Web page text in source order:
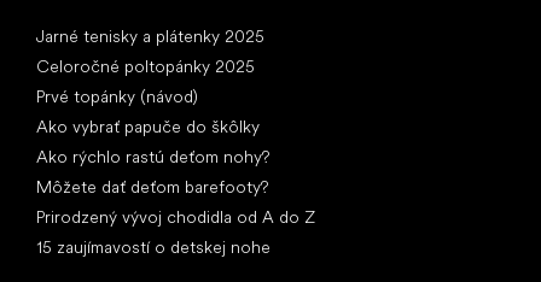
Jarné tenisky a plátenky 2025
Celoročné poltopánky 2025
Prvé topánky (návod)
Ako vybrať papuče do škôlky
Ako rýchlo rastú deťom nohy?
Môžete dať deťom barefooty?
Prirodzený vývoj chodidla od A do Z
15 zaujímavostí o detskej nohe